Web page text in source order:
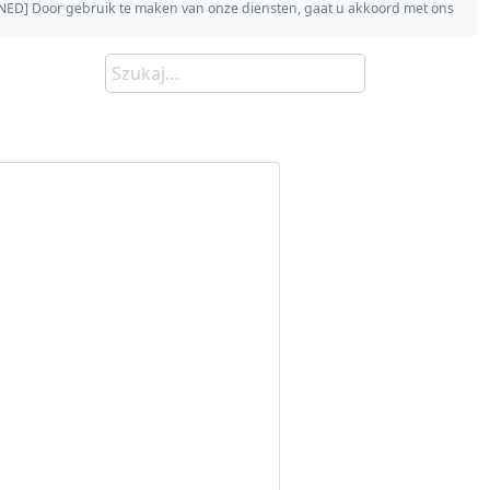
Door gebruik te maken van onze diensten, gaat u akkoord met ons